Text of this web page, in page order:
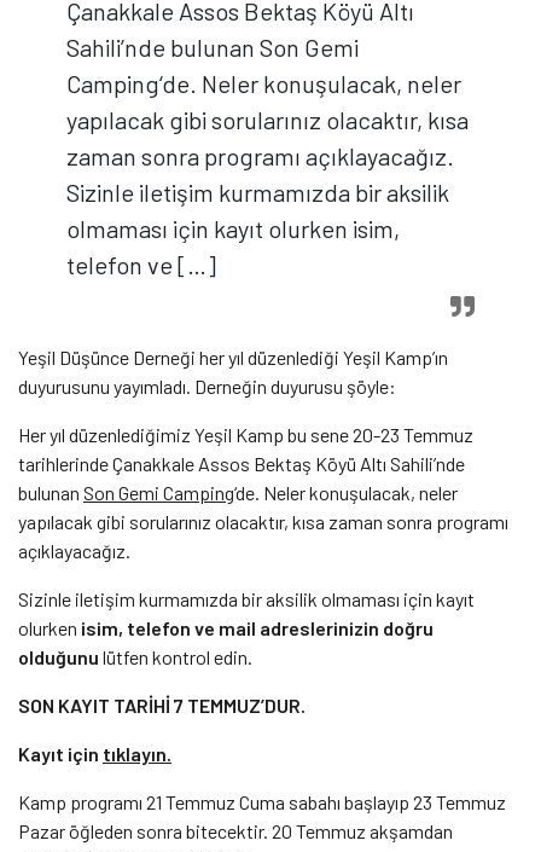
Çanakkale Assos Bektaş Köyü Altı
Sahili’nde bulunan Son Gemi
Camping‘de. Neler konuşulacak, neler
yapılacak gibi sorularınız olacaktır, kısa
zaman sonra programı açıklayacağız.
Sizinle iletişim kurmamızda bir aksilik
olmaması için kayıt olurken isim,
telefon ve […]
Yeşil Düşünce Derneği her yıl düzenlediği Yeşil Kamp’ın
duyurusunu yayımladı. Derneğin duyurusu şöyle:
Her yıl düzenlediğimiz Yeşil Kamp bu sene 20-23 Temmuz
tarihlerinde Çanakkale Assos Bektaş Köyü Altı Sahili’nde
bulunan Son Gemi Camping‘de. Neler konuşulacak, neler
yapılacak gibi sorularınız olacaktır, kısa zaman sonra programı
açıklayacağız.
Sizinle iletişim kurmamızda bir aksilik olmaması için kayıt
olurken isim, telefon ve mail adreslerinizin doğru
olduğunu lütfen kontrol edin.
SON KAYIT TARİHİ 7 TEMMUZ’DUR.
Kayıt için tıklayın.
Kamp programı 21 Temmuz Cuma sabahı başlayıp 23 Temmuz
Pazar öğleden sonra bitecektir. 20 Temmuz akşamdan